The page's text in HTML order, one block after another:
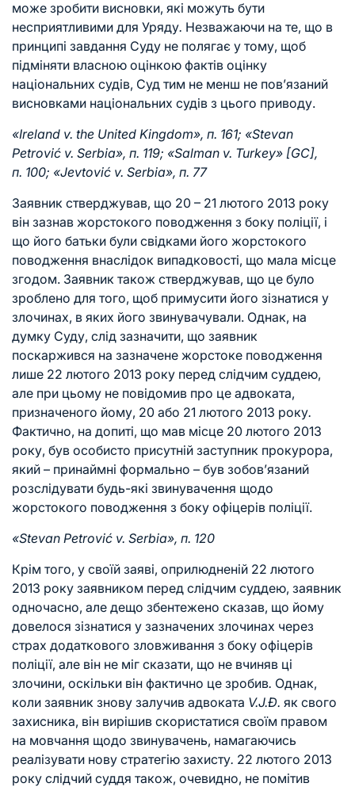
може зробити висновки, які можуть бути
несприятливими для Уряду. Незважаючи на те, що в
принципі завдання Суду не полягає у тому, щоб
підміняти власною оцінкою фактів оцінку
національних судів, Суд тим не менш не пов’язаний
висновками національних судів з цього приводу.
«Ireland v. the United Kingdom», п. 161; «Stevan
Petrović v. Serbia», п. 119; «Salman v. Turkey» [GC],
п. 100; «Jevtović v. Serbia», п. 77
Заявник стверджував, що 20 – 21 лютого 2013 року
він зазнав жорстокого поводження з боку поліції, і
що його батьки були свідками його жорстокого
поводження внаслідок випадковості, що мала місце
згодом. Заявник також стверджував, що це було
зроблено для того, щоб примусити його зізнатися у
злочинах, в яких його звинувачували. Однак, на
думку Суду, слід зазначити, що заявник
поскаржився на зазначене жорстоке поводження
лише 22 лютого 2013 року перед слідчим суддею,
але при цьому не повідомив про це адвоката,
призначеного йому, 20 або 21 лютого 2013 року.
Фактично, на допиті, що мав місце 20 лютого 2013
року, був особисто присутній заступник прокурора,
який – принаймні формально – був зобов’язаний
розслідувати будь-які звинувачення щодо
жорстокого поводження з боку офіцерів поліції.
«Stevan Petrović v. Serbia», п. 120
Крім того, у своїй заяві, оприлюдненій 22 лютого
2013 року заявником перед слідчим суддею, заявник
одночасно, але дещо збентежено сказав, що йому
довелося зізнатися у зазначених злочинах через
страх додаткового зловживання з боку офіцерів
поліції, але він не міг сказати, що не вчиняв ці
злочини, оскільки він фактично це зробив. Однак,
коли заявник знову залучив адвоката V.J.Đ. як свого
захисника, він вирішив скористатися своїм правом
на мовчання щодо звинувачень, намагаючись
реалізувати нову стратегію захисту. 22 лютого 2013
року слідчий суддя також, очевидно, не помітив